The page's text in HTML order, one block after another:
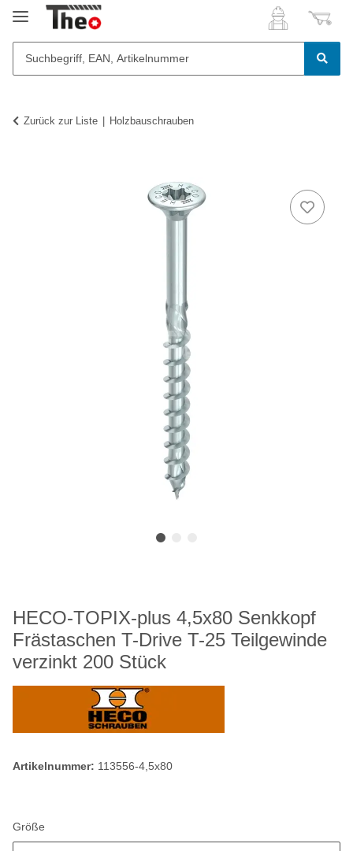
Zurück zur Liste Holzbauschrauben
HECO-TOPIX-plus 4,5x80 Senkkopf
Frästaschen T-Drive T-25 Teilgewinde
verzinkt 200 Stück
Artikelnummer: 113556-4,5x80
Größe